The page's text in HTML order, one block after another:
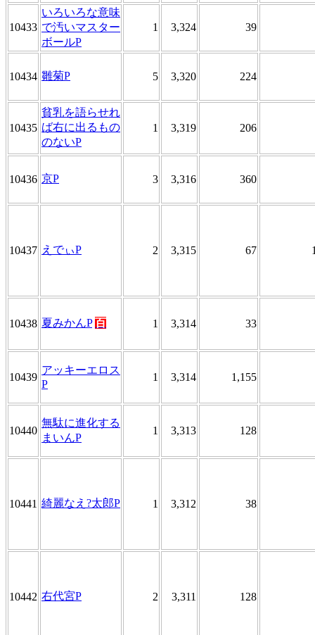
10433
いろいろな意味
で汚いマスター
ボールP
1 3,324 39
10434 雛菊P 5 3,320 224
10435
貧乳を語らせれ
ば右に出るもの
のないP
1 3,319 206
10436 京P 3 3,316 360
10437 えでぃP 2 3,315 67
10438 夏みかんP 百 1 3,314 33
10439
アッキーエロス
P
1 3,314 1,155
10440
無駄に進化する
まいんP
1 3,313 128
10441 綺麗なえ?太郎P 1 3,312 38
10442 右代宮P 2 3,311 128